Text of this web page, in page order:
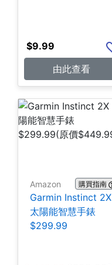
$9.99
由此查看
Amazon 購買指南
Garmin Instinct 2X
太陽能智慧手錶
$299.99